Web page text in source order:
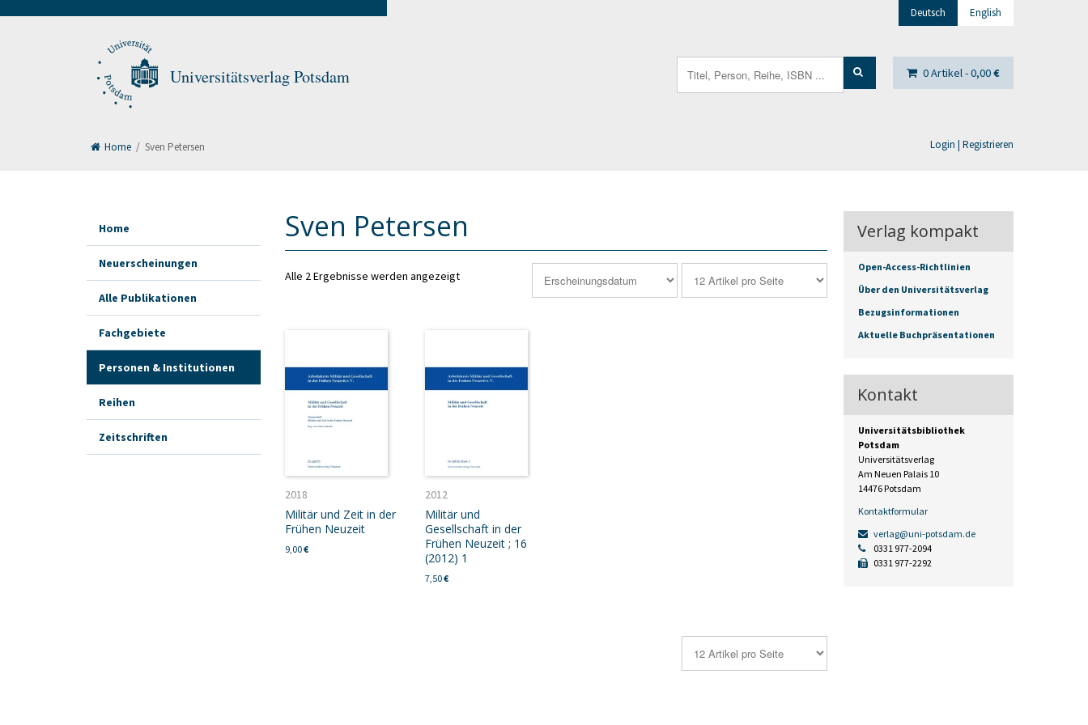
Universitätsverlag Potsdam
Deutsch English
0 Artikel -0,00€
Login | Registrieren
for:
Home / Sven Petersen
Sven Petersen
Alle 2 Ergebnisse werden angezeigt
2018
Militär und Zeit in der
Frühen Neuzeit
9,00€
2012
Militär und
Gesellschaft in der
Frühen Neuzeit ; 16
(2012) 1
7,50€
Home
Neuerscheinungen
Alle Publikationen
Fachgebiete
Personen & Institutionen
Reihen
Zeitschriften
Verlag kompakt
Open-Access-Richtlinien
Über den Universitätsverlag
Bezugsinformationen
Aktuelle Buchpräsentationen
Kontakt
Universitätsbibliothek
Potsdam
Universitätsverlag
Am Neuen Palais 10
14476 Potsdam
Kontaktformular
verlag@uni-potsdam.de
0331 977-2094
0331 977-2292